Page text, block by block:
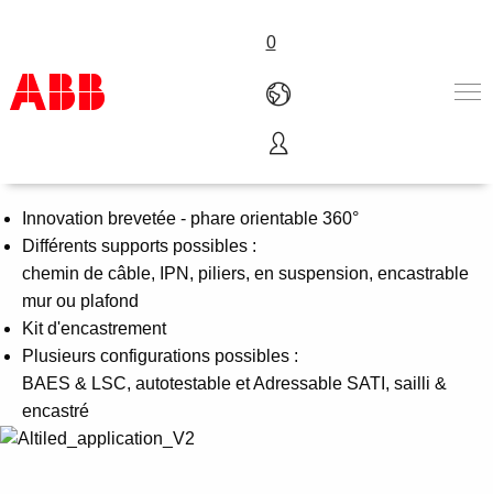
0
Produits & Services
Industries
Services
A propos
Où acheter
Contactez-nous
Carrières
Solution modulable
Innovation brevetée - phare orientable 360°
Différents supports possibles :
chemin de câble, IPN, piliers, en suspension, encastrable
mur ou plafond
Kit d'encastrement
Plusieurs configurations possibles :
BAES & LSC, autotestable et Adressable SATI, sailli &
encastré